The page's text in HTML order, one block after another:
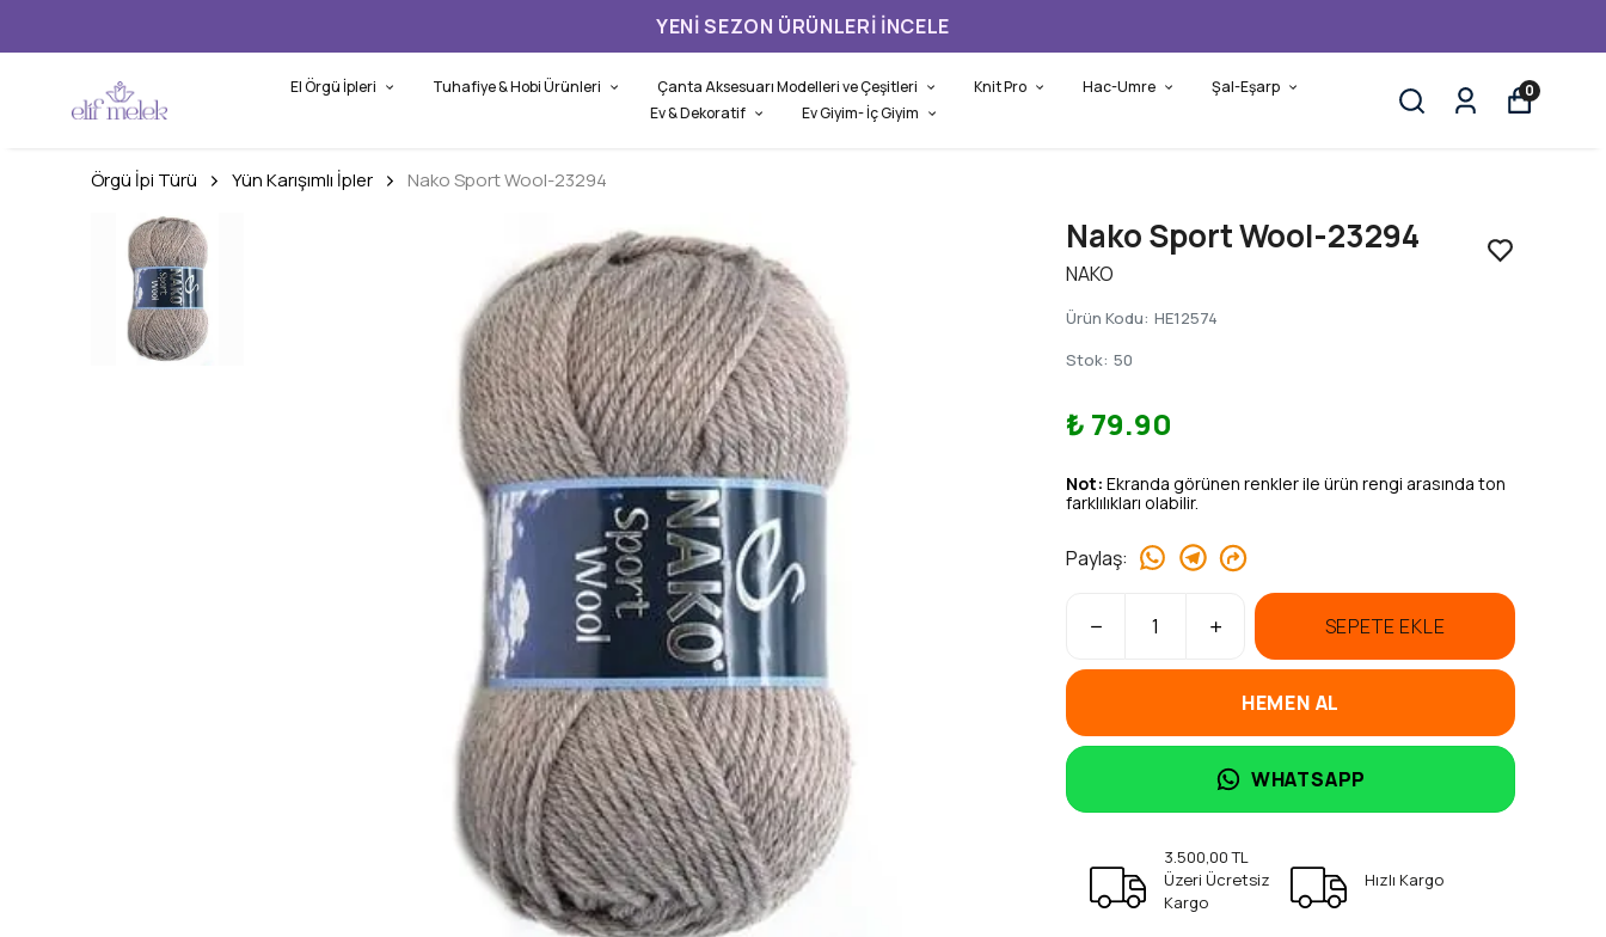
YENI SEZON ÜRÜNLERI İNCELE
El Örgü İpleri Tuhafiye & Hobi Ürünleri Çanta Aksesuarı Modelleri ve Çeşitleri Knit Pro Hac-Umre
Şal-Eşarp
Ev & Dekoratif
Ev Giyim- İç Giyim
0
Örgü İpi Türü Yün Karışımlı İpler Nako Sport Wool-23294
Nako Sport Wool-23294
NAKO
Ürün Kodu: HE12574
Stok: 50
₺ 79.90
Not: Ekranda görünen renkler ile ürün rengi arasında ton
farklılıkları olabilir.
Paylaş:
SEPETE EKLE
HEMEN AL
WHATSAPP
3.500,00 TL
Üzeri Ücretsiz
Kargo
Hızlı Kargo